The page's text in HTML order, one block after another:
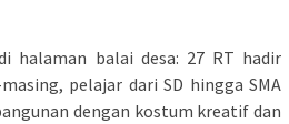
halaman balai desa: 27 RT hadir
pelajar dari SD hingga SMA
dengan kostum kreatif dan